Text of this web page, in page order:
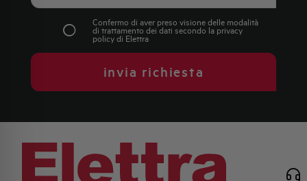
Confermo di aver preso visione delle modalità
di trattamento dei dati secondo la privacy
policydi Elettra
invia richiesta